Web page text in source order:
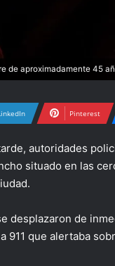
de aproximadamente 45
Pinterest
autoridades
situado en las
desplazaron de
911 que alertaba